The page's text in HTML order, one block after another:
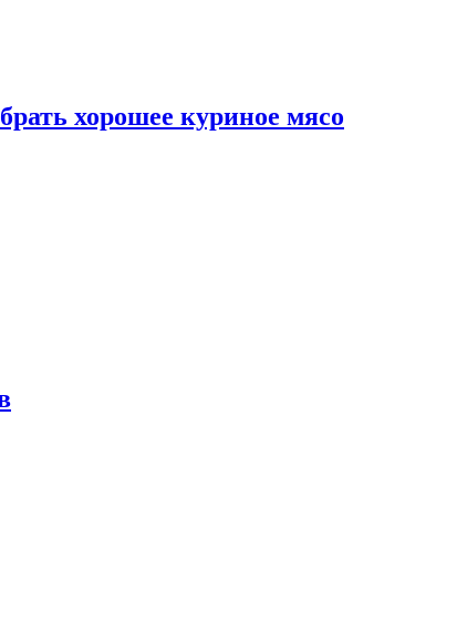
хорошее куриное мясо